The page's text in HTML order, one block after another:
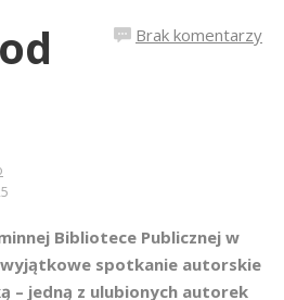
Brak komentarzy
Bibliotece Publicznej w
wyjątkowe spotkanie autorskie
– jedną z ulubionych autorek